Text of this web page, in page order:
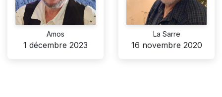
Amos
1 décembre 2023
La Sarre
16 novembre 2020